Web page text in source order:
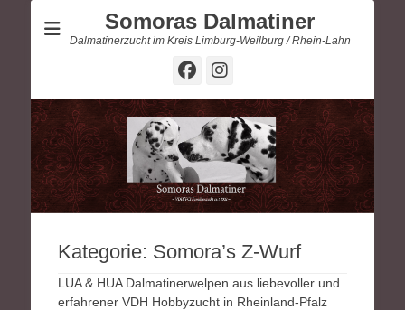
Somoras Dalmatiner
Dalmatinerzucht im Kreis Limburg-Weilburg / Rhein-Lahn
Facebook
Instagram
Kategorie: Somora’s Z-Wurf
LUA & HUA Dalmatinerwelpen aus liebevoller und
erfahrener VDH Hobbyzucht in Rheinland-Pfalz